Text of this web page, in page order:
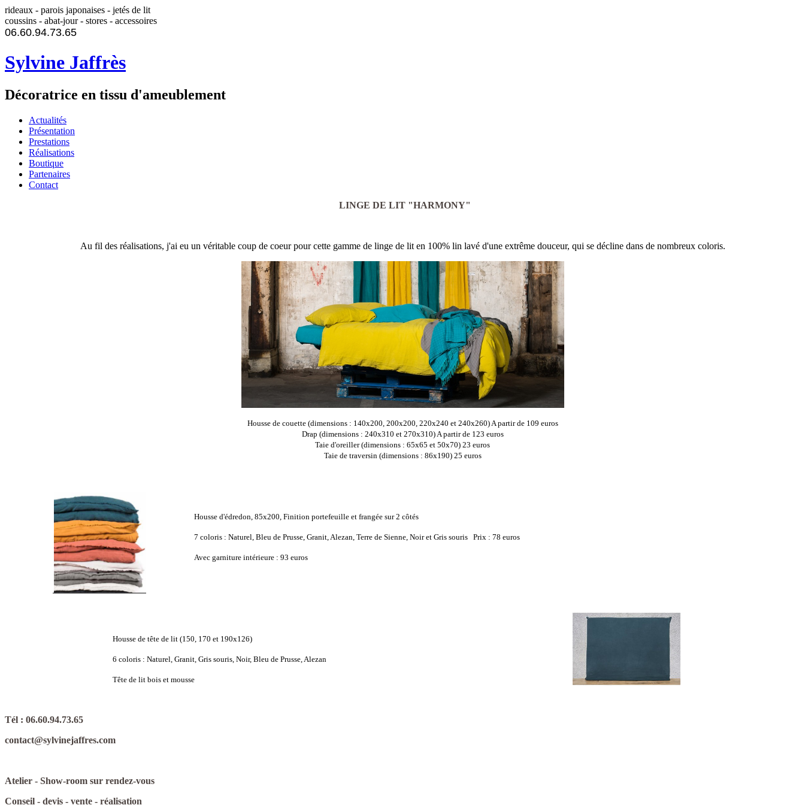
rideaux - parois japonaises - jetés de lit
coussins - abat-jour - stores - accessoires
06.60.94.73.65
Sylvine Jaffrès
Décoratrice en tissu d'ameublement
Actualités
Présentation
Prestations
Réalisations
Boutique
Partenaires
Contact
LINGE DE LIT "HARMONY"
Au fil des réalisations, j'ai eu un véritable coup de coeur pour cette gamme de linge de lit en 100% lin lavé d'une extrême douceur, qui se décline dans de nombreux coloris.
Housse de couette (dimensions : 140x200, 200x200, 220x240 et 240x260) A partir de 109 euros
Drap (dimensions : 240x310 et 270x310) A partir de 123 euros
Taie d'oreiller (dimensions : 65x65 et 50x70) 23 euros
Taie de traversin (dimensions : 86x190) 25 euros
Housse d'édredon, 85x200, Finition portefeuille et frangée sur 2 côtés
7 coloris : Naturel, Bleu de Prusse, Granit, Alezan, Terre de Sienne, Noir et Gris souris Prix : 78 euros
Avec garniture intérieure : 93 euros
Housse de tête de lit (150, 170 et 190x126)
6 coloris : Naturel, Granit, Gris souris, Noir, Bleu de Prusse, Alezan
Tête de lit bois et mousse
Tél : 06.60.94.73.65
contact@sylvinejaffres.com
Atelier - Show-room sur rendez-vous
Conseil - devis - vente - réalisation